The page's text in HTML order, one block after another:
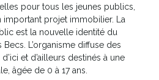
pour tous les jeunes publics,
important projet immobilier. La
est la nouvelle identité du
L’organisme diffuse des
et d’ailleurs destinés à une
âgée de 0 à 17 ans.